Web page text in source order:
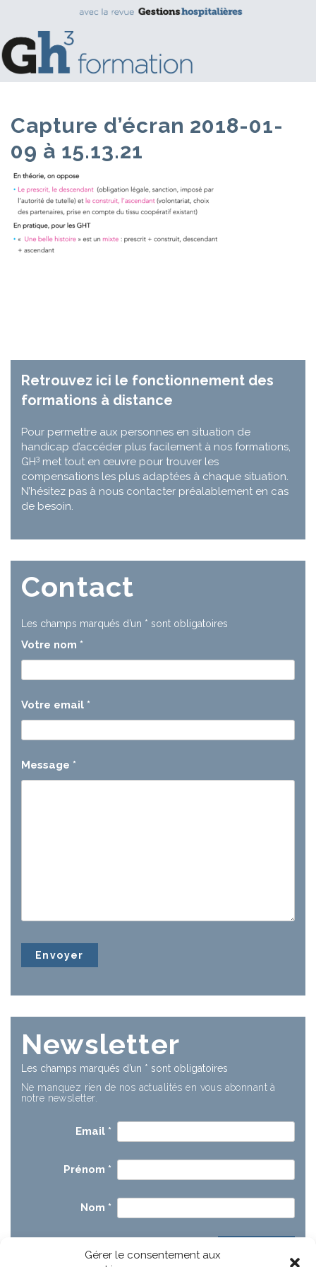
Gérer le consentement aux
Capture d’écran 2018-01-
09 à 15.13.21
Retrouvez ici le fonctionnement des
formations à distance
Pour permettre aux personnes en situation de
handicap d’accéder plus facilement à nos formations,
GH3 met tout en œuvre pour trouver les
compensations les plus adaptées à chaque situation.
N’hésitez pas à nous contacter préalablement en cas
de besoin.
Contact
Les champs marqués d’un * sont obligatoires
Votre nom *
Votre email *
Message *
Newsletter
Les champs marqués d’un * sont obligatoires
Ne manquez rien de nos actualités en vous abonnant à
notre newsletter.
Email *
Prénom *
Nom *